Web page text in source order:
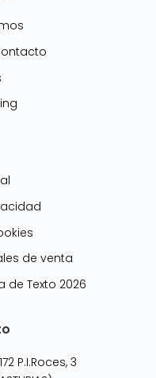
de venta
Texto 2026
P.I.Roces, 3